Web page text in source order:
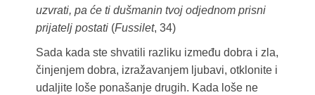
uzvrati, pa će ti dušmanin tvoj odjednom prisni
prijatelj postati(Fussilet, 34)
Sada kada ste shvatili razliku između dobra i zla,
činjenjem dobra, izražavanjem ljubavi, otklonite i
udaljite loše ponašanje drugih. Kada loše ne